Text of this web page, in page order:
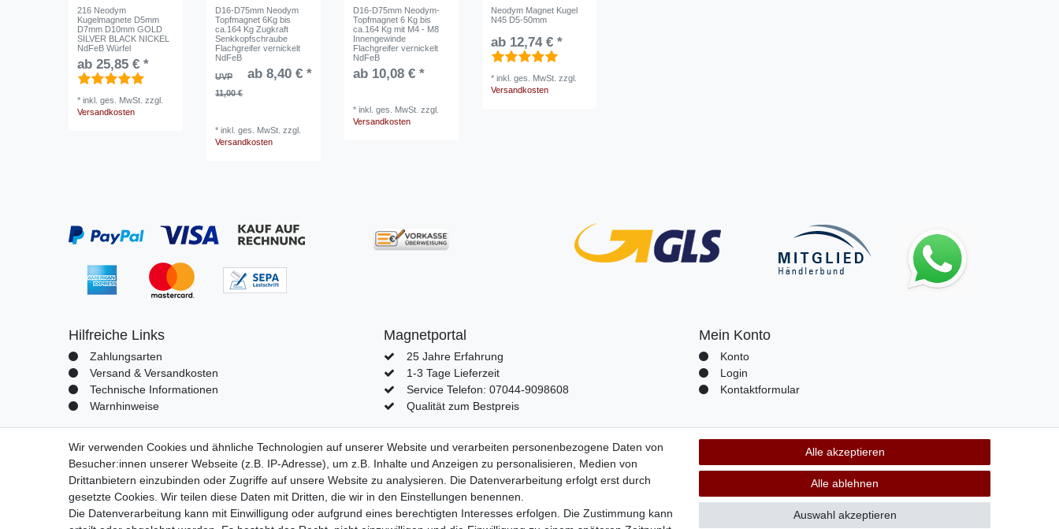
216 Neodym
Kugelmagnete D5mm
D7mm D10mm GOLD
SILVER BLACK NICKEL
NdFeB Würfel
ab 25,85 € *
*inkl. ges. MwSt. zzgl.
Versandkosten
D16-D75mm Neodym
Topfmagnet 6Kg bis
ca.164 Kg Zugkraft
Senkkopfschraube
Flachgreifer vernickelt
NdFeB
UVP
11,00 €
ab 8,40 € *
*inkl. ges. MwSt. zzgl.
Versandkosten
D16-D75mm Neodym-
Topfmagnet 6 Kg bis
ca.164 Kg mit M4 - M8
Innengewinde
Flachgreifer vernickelt
NdFeB
ab 10,08 € *
*inkl. ges. MwSt. zzgl.
Versandkosten
Neodym Magnet Kugel
N45 D5-50mm
ab 12,74 € *
*inkl. ges. MwSt. zzgl.
Versandkosten
Hilfreiche Links
Zahlungsarten
Versand & Versandkosten
Technische Informationen
Warnhinweise
Magnetportal
25 Jahre Erfahrung
1-3 Tage Lieferzeit
Service Telefon: 07044-9098608
Qualität zum Bestpreis
Mein Konto
Konto
Login
Kontaktformular
Impressum Daten­schutz­erklärung AGB Barrierefreiheitserklärung Widerrufs­recht Vertrag widerrufen Kontakt
Wir verwenden Cookies und ähnliche Technologien auf unserer Website und verarbeiten personenbezogene Daten von
Besucher:innen unserer Webseite (z.B. IP-Adresse), um z.B. Inhalte und Anzeigen zu personalisieren, Medien von
Drittanbietern einzubinden oder Zugriffe auf unsere Website zu analysieren. Die Datenverarbeitung erfolgt erst durch
gesetzte Cookies. Wir teilen diese Daten mit Dritten, die wir in den Einstellungen benennen.
Die Datenverarbeitung kann mit Einwilligung oder aufgrund eines berechtigten Interesses erfolgen. Die Zustimmung kann
Alle akzeptieren
Alle ablehnen
Auswahl akzeptieren